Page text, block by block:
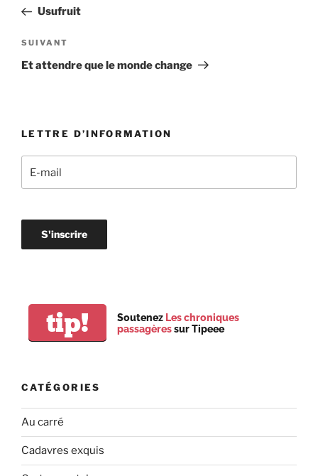
l’article
précédent
Usufruit
Article
suivant
SUIVANT
Et attendre que le monde change
LETTRE D’INFORMATION
tip! Soutenez Les chroniques
passagèressur Tipeee
CATÉGORIES
Au carré
Cadavres exquis